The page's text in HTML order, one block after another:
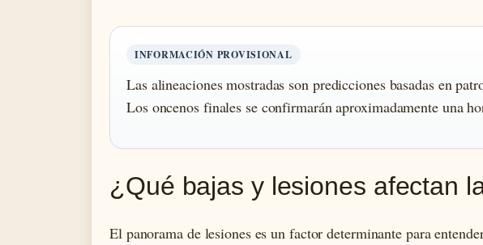
INFORMACIÓN PROVISIONAL
Las alineaciones mostradas son predicciones basadas en
Los oncenos finales se confirmarán aproximadamente una
¿Qué bajas y lesiones afectan
El panorama de lesiones es un factor determinante para